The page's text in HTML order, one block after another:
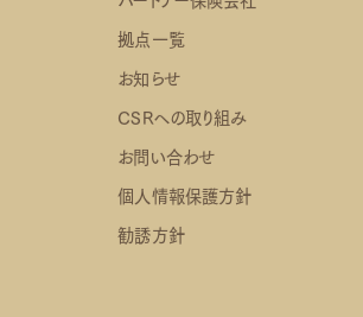
拠点一覧
お知らせ
CSRへの取り組み
お問い合わせ
個人情報保護方針
勧誘方針